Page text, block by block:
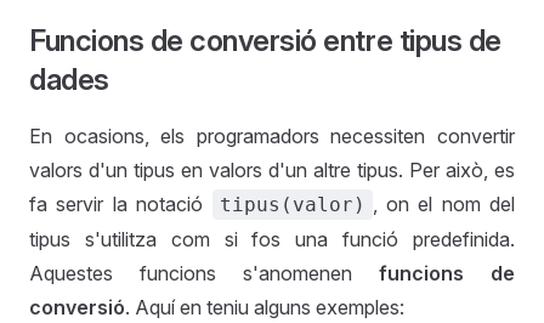
Funcions de conversió entre tipus de
dades
En ocasions, els programadors necessiten convertir
valors d'un tipus en valors d'un altre tipus. Per això, es
fa servir la notació
tipus(valor) , on el nom del
tipus s'utilitza com si fos una funció predefinida.
Aquestes funcions s'anomenen funcions de
conversió. Aquí en teniu alguns exemples: